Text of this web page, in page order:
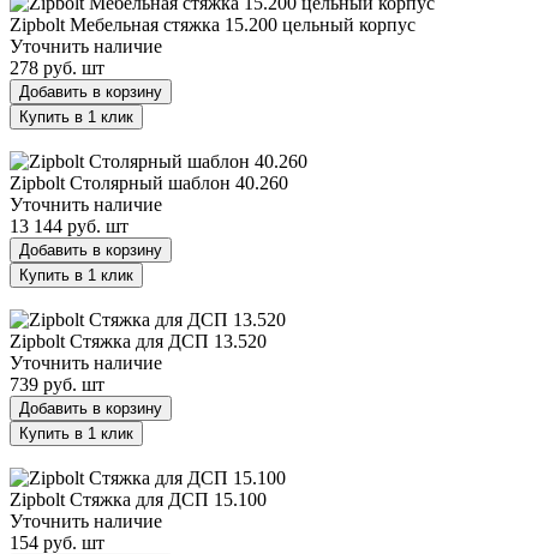
Zipbolt Мебельная стяжка 15.200 цельный корпус
Уточнить наличие
278 руб. шт
Добавить в корзину
Купить в 1 клик
Zipbolt Столярный шаблон 40.260
Уточнить наличие
13 144 руб. шт
Добавить в корзину
Купить в 1 клик
Zipbolt Стяжка для ДСП 13.520
Уточнить наличие
739 руб. шт
Добавить в корзину
Купить в 1 клик
Zipbolt Стяжка для ДСП 15.100
Уточнить наличие
154 руб. шт